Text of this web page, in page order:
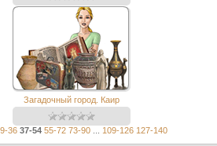
Загадочный город. Каир
36 37-54 55-72 73-90 109-126 127-140